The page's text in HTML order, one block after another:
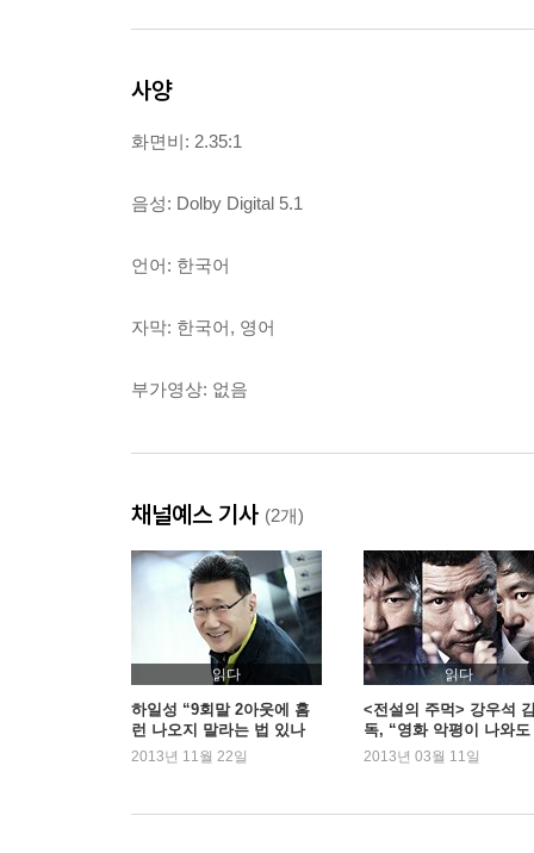
사양
화면비: 2.35:1
음성: Dolby Digital 5.1
언어: 한국어
자막: 한국어, 영어
부가영상: 없음
채널예스 기사 (2개)
읽다
하일성 “9회말 2아웃에 홈
런 나오지 말라는 법 있나
요?”
2013년 11월 22일
읽다
<전설의 주먹> 강우석
독, “영화 악평이 나와도
의치 않겠다”
2013년 03월 11일